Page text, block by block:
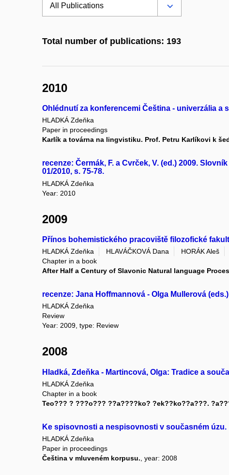
Total number of publications: 193
2010
Ohlédnutí za konferencemi Čeština - univerzália a
HLADKÁ Zdeňka
Paper in proceedings
Karlík a továrna na lingvistiku. Prof. Petru Karlíkovi k
recenze: Čermák, F. a Cvrček, V. (ed.) 2009.
01/2010, s. 75-78.
HLADKÁ Zdeňka
Year: 2010
2009
Přínos bohemistického pracoviště filozofické
HLADKÁ Zdeňka HLAVÁČKOVÁ Dana HORÁK Aleš
Chapter in a book
After Half a Century of Slavonic Natural language
recenze: Jana Hoffmannová - Olga Mullerová
HLADKÁ Zdeňka
Review
Year: 2009, type: Review
2008
Hladká, Zdeňka - Martincová, Olga: Tradice a
HLADKÁ Zdeňka
Chapter in a book
Teo??? ? ???o??? ??a????ko? ?ek??ko??a???.
Ke spisovnosti a nespisovnosti v současném úzu.
HLADKÁ Zdeňka
Paper in proceedings
Čeština v mluveném korpusu., year: 2008